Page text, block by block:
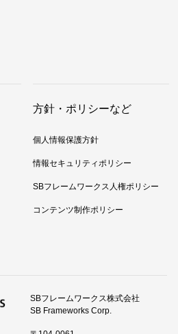
方針・ポリシーなど
個人情報保護方針
情報セキュリティポリシー
SBフレームワークス人権ポリシー
コンテンツ制作ポリシー
SBフレームワークス株式会社
SB Frameworks Corp.